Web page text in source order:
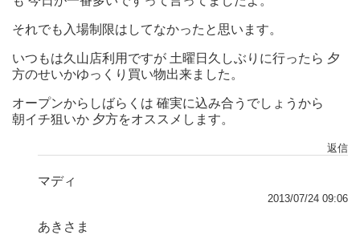
それでも入場制限はしてなかったと思います。
いつもは久山店利用ですが 土曜日久しぶりに行ったら 夕
方のせいかゆっくり買い物出来ました。
オープンからしばらくは 確実に込み合うでしょうから
朝イチ狙いか 夕方をオススメします。
返信
マディ
2013/07/24 09:06
あきさま